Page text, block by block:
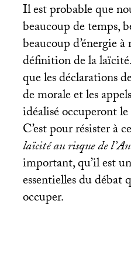
Il est probable que
beaucoup de temps,
beaucoup d’énergie
définition de la
que les déclarations
de morale et les
idéalisé occuperont
C’est pour résister à
laïcité au risque de
important, qu’il est
essentielles du débat
occuper.